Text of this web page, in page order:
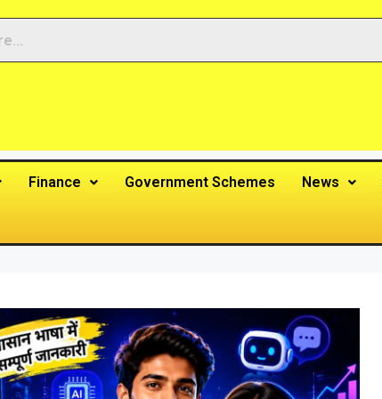
Finance Government Schemes News